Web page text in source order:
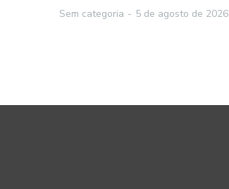
Sem categoria 5 de agosto de 2026